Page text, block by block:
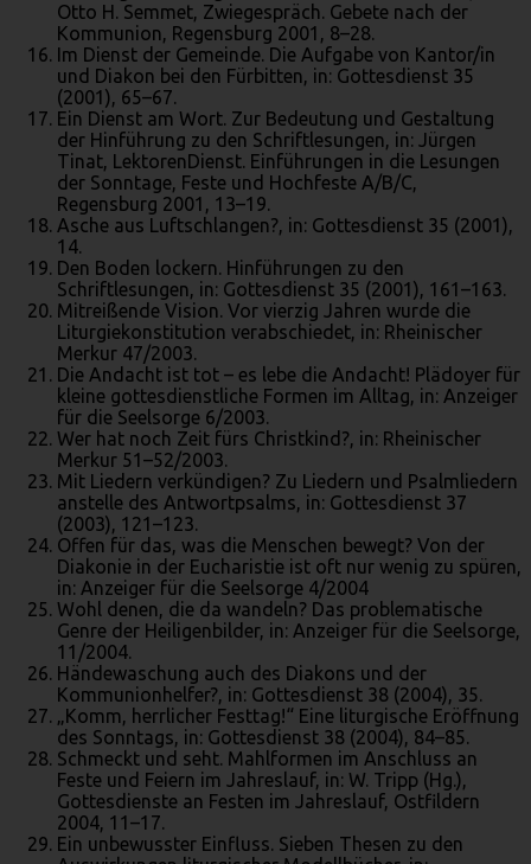
Otto H. Semmet, Zwiegespräch. Gebete nach der
Kommunion, Regensburg 2001, 8–28.
Im Dienst der Gemeinde. Die Aufgabe von Kantor/in
und Diakon bei den Fürbitten, in: Gottesdienst 35
(2001), 65–67.
Ein Dienst am Wort. Zur Bedeutung und Gestaltung
der Hinführung zu den Schriftlesungen, in: Jürgen
Tinat, LektorenDienst. Einführungen in die Lesungen
der Sonntage, Feste und Hochfeste A/B/C,
Regensburg 2001, 13–19.
Asche aus Luftschlangen?, in: Gottesdienst 35 (2001),
14.
Den Boden lockern. Hinführungen zu den
Schriftlesungen, in: Gottesdienst 35 (2001), 161–163.
Mitreißende Vision. Vor vierzig Jahren wurde die
Liturgiekonstitution verabschiedet, in: Rheinischer
Merkur 47/2003.
Die Andacht ist tot – es lebe die Andacht! Plädoyer für
kleine gottesdienstliche Formen im Alltag, in: Anzeiger
für die Seelsorge 6/2003.
Wer hat noch Zeit fürs Christkind?, in: Rheinischer
Merkur 51–52/2003.
Mit Liedern verkündigen? Zu Liedern und Psalmliedern
anstelle des Antwortpsalms, in: Gottesdienst 37
(2003), 121–123.
Offen für das, was die Menschen bewegt? Von der
Diakonie in der Eucharistie ist oft nur wenig zu spüren,
in: Anzeiger für die Seelsorge 4/2004
Wohl denen, die da wandeln? Das problematische
Genre der Heiligenbilder, in: Anzeiger für die Seelsorge,
11/2004.
Händewaschung auch des Diakons und der
Kommunionhelfer?, in: Gottesdienst 38 (2004), 35.
„Komm, herrlicher Festtag!“ Eine liturgische Eröffnung
des Sonntags, in: Gottesdienst 38 (2004), 84–85.
Schmeckt und seht. Mahlformen im Anschluss an
Feste und Feiern im Jahreslauf, in: W. Tripp (Hg.),
Gottesdienste an Festen im Jahreslauf, Ostfildern
2004, 11–17.
Ein unbewusster Einfluss. Sieben Thesen zu den